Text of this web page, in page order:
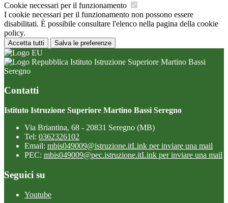
Cookie necessari per il funzionamento
I cookie necessari per il funzionamento non possono essere
disabilitati. È possibile consultare l'elenco nella pagina della cookie
policy.
Accetta tutti Salva le preferenze
Istituto Istruzione Superiore Martino Bassi
Seregno
Contatti
Istituto Istruzione Superiore Martino Bassi Seregno
Via Briantina, 68 - 20831 Seregno (MB)
Tel: 0362326102
Email: mbis049009@istruzione.itLink per inviare una mail
PEC: mbis049009@pec.istruzione.itLink per inviare una mail
Seguici su
Youtube